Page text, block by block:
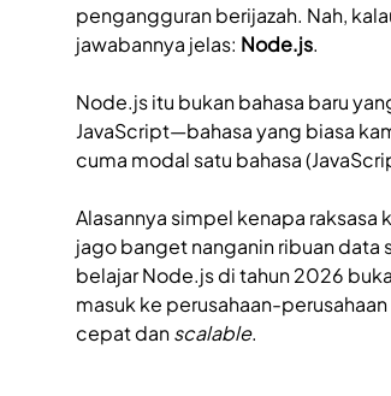
pengangguran berijazah. Nah,
jawabannya jelas: Node.js.
Node.js itu bukan bahasa baru
JavaScript—bahasa yang biasa
cuma modal satu bahasa
Alasannya simpel kenapa raksasa
jago banget nanganin ribuan
belajar Node.js di tahun 2026
masuk ke perusahaan-
cepat dan scalable.